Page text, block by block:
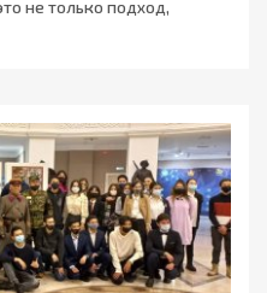
не только подход,